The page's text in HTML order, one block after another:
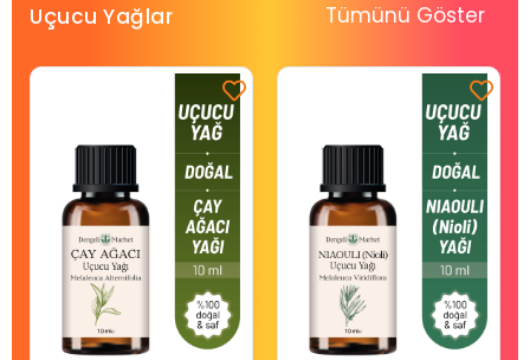
Uçucu Yağlar Tümünü Göster